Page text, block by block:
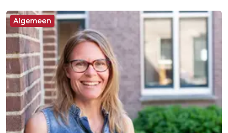
Algemeen